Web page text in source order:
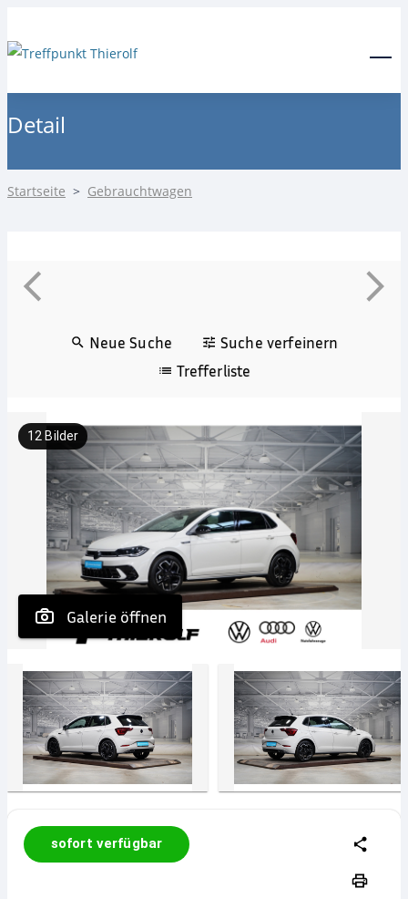
Detail
Startseite > Gebrauchtwagen
Neue Suche
Suche verfeinern
Trefferliste
Galerie öffnen
12 Bilder
sofort verfügbar